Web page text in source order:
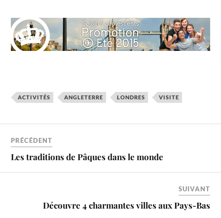
ACTIVITÉS ANGLETERRE LONDRES VISITE
PRÉCÉDENT
Les traditions de Pâques dans le monde
SUIVANT
Découvre 4 charmantes villes aux Pays-Bas